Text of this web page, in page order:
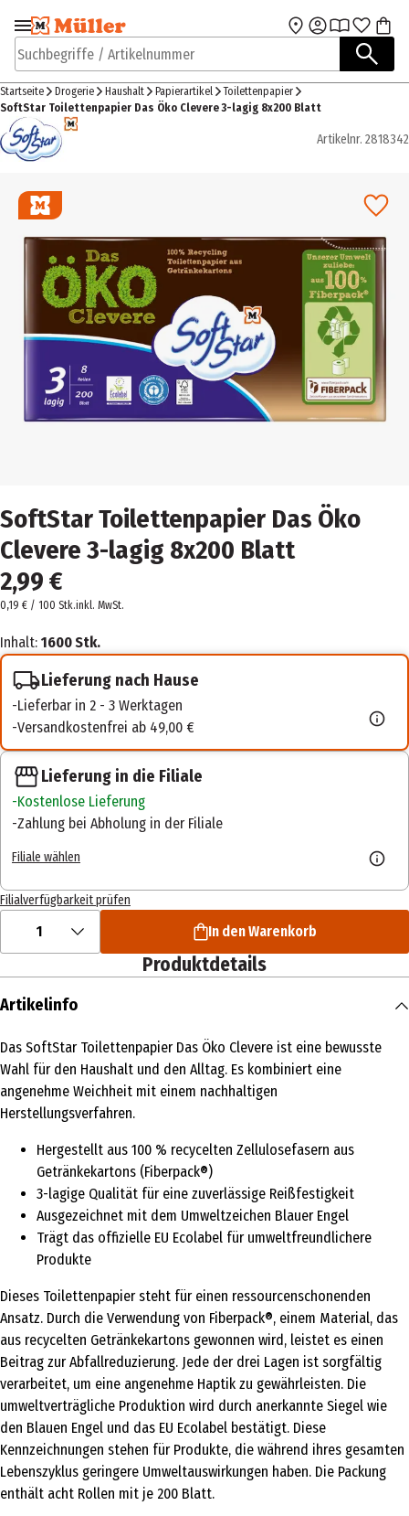
Zur Navigation
springen
Zum Hauptinhalt
Suchbegriffe / Artikelnummer
Startseite Drogerie Haushalt Papierartikel
Toilettenpapier
SoftStar Toilettenpapier Das Öko Clevere 3-lagig 8x200 Blatt
Artikelnr. 2818342
SoftStar Toilettenpapier Das Öko
Clevere 3-lagig 8x200 Blatt
2,99 €
0,19 € / 100 Stk.inkl. MwSt.
Inhalt: 1600 Stk.
Lieferung nach Hause
Lieferbar in 2 - 3 Werktagen
Versandkostenfrei ab 49,00 €
Lieferung in die Filiale
Kostenlose Lieferung
Zahlung bei Abholung in der Filiale
Filiale wählen
Filialverfügbarkeit prüfen
1 In den Warenkorb
Produktdetails
Artikelinfo
Das SoftStar Toilettenpapier Das Öko Clevere ist eine bewusste
Wahl für den Haushalt und den Alltag. Es kombiniert eine
angenehme Weichheit mit einem nachhaltigen
Herstellungsverfahren.
Hergestellt aus 100 % recycelten Zellulosefasern aus
Getränkekartons (Fiberpack®)
3-lagige Qualität für eine zuverlässige Reißfestigkeit
Ausgezeichnet mit dem Umweltzeichen Blauer Engel
Trägt das offizielle EU Ecolabel für umweltfreundlichere
Produkte
Dieses Toilettenpapier steht für einen ressourcenschonenden
Ansatz. Durch die Verwendung von Fiberpack®, einem Material, das
aus recycelten Getränkekartons gewonnen wird, leistet es einen
Beitrag zur Abfallreduzierung. Jede der drei Lagen ist sorgfältig
verarbeitet, um eine angenehme Haptik zu gewährleisten. Die
umweltverträgliche Produktion wird durch anerkannte Siegel wie
den Blauen Engel und das EU Ecolabel bestätigt. Diese
Kennzeichnungen stehen für Produkte, die während ihres gesamten
Lebenszyklus geringere Umweltauswirkungen haben. Die Packung
enthält acht Rollen mit je 200 Blatt.